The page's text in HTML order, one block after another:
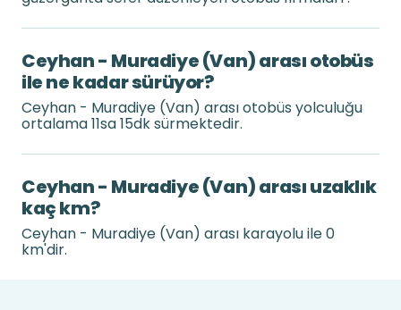
Ceyhan - Muradiye (Van) arası otobüs
ile ne kadar sürüyor?
Ceyhan - Muradiye (Van) arası otobüs yolculuğu
ortalama 11sa 15dk sürmektedir.
Ceyhan - Muradiye (Van) arası uzaklık
kaç km?
Ceyhan - Muradiye (Van) arası karayolu ile 0
km'dir.